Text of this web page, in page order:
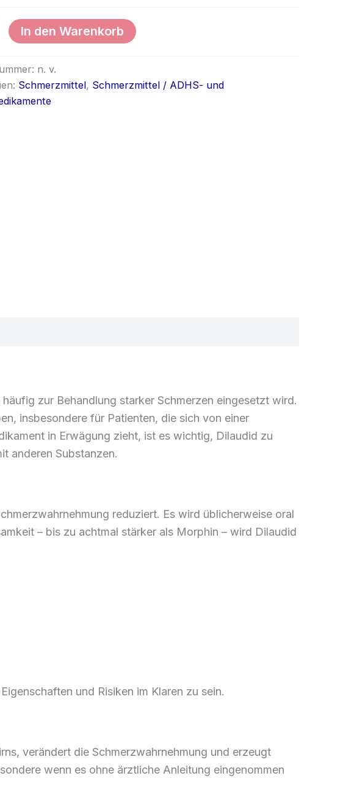
In den Warenkorb
n. v.
Schmerzmittel, Schmerzmittel / ADHS- und
zur Behandlung starker Schmerzen eingesetzt wird.
insbesondere für Patienten, die sich von einer
in Erwägung zieht, ist es wichtig, Dilaudid zu
anderen Substanzen.
reduziert. Es wird üblicherweise oral
– bis zu achtmal stärker als Morphin – wird Dilaudid
und Risiken im Klaren zu sein.
verändert die Schmerzwahrnehmung und erzeugt
wenn es ohne ärztliche Anleitung eingenommen